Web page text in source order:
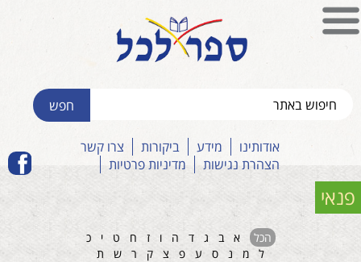
אודותינו מידע ביקורות
צרו קשר
הצהרת נגישות
מדיניות פרטיות
פנאי
הכל א ב ג ד ה ו ז ח ט י
כ
ל
מ נ ס ע פ צ ק ר ש ת